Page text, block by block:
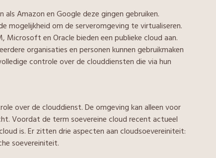
Amazon en Google deze gingen gebruiken.
mogelijkheid om de serveromgeving te virtualiseren.
Microsoft en Oracle bieden een publieke cloud aan.
organisaties en personen kunnen gebruikmaken
controle over de clouddiensten die via hun
over de clouddienst. De omgeving kan alleen voor
Voordat de term soevereine cloud recent actueel
is. Er zitten drie aspecten aan cloudsoevereiniteit:
soevereiniteit.